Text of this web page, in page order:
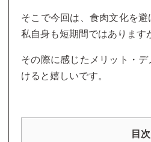
そこで今回は、食肉文化を
私自身も短期間ではあります
その際に感じたメリット・
けると嬉しいです。
目